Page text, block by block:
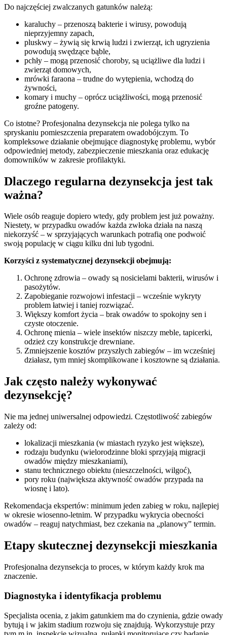
Do najczęściej zwalczanych gatunków należą:
karaluchy – przenoszą bakterie i wirusy, powodują
nieprzyjemny zapach,
pluskwy – żywią się krwią ludzi i zwierząt, ich ugryzienia
powodują swędzące bąble,
pchły – mogą przenosić choroby, są uciążliwe dla ludzi i
zwierząt domowych,
mrówki faraona – trudne do wytępienia, wchodzą do
żywności,
komary i muchy – oprócz uciążliwości, mogą przenosić
groźne patogeny.
Co istotne? Profesjonalna dezynsekcja nie polega tylko na
spryskaniu pomieszczenia preparatem owadobójczym. To
kompleksowe działanie obejmujące diagnostykę problemu, wybór
odpowiedniej metody, zabezpieczenie mieszkania oraz edukację
domowników w zakresie profilaktyki.
Dlaczego regularna dezynsekcja jest tak
ważna?
Wiele osób reaguje dopiero wtedy, gdy problem jest już poważny.
Niestety, w przypadku owadów każda zwłoka działa na naszą
niekorzyść – w sprzyjających warunkach potrafią one podwoić
swoją populację w ciągu kilku dni lub tygodni.
Korzyści z systematycznej dezynsekcji obejmują:
Ochronę zdrowia – owady są nosicielami bakterii, wirusów i
pasożytów.
Zapobieganie rozwojowi infestacji – wcześnie wykryty
problem łatwiej i taniej rozwiązać.
Większy komfort życia – brak owadów to spokojny sen i
czyste otoczenie.
Ochronę mienia – wiele insektów niszczy meble, tapicerki,
odzież czy konstrukcje drewniane.
Zmniejszenie kosztów przyszłych zabiegów – im wcześniej
działasz, tym mniej skomplikowane i kosztowne są działania.
Jak często należy wykonywać
dezynsekcję?
Nie ma jednej uniwersalnej odpowiedzi. Częstotliwość zabiegów
zależy od:
lokalizacji mieszkania (w miastach ryzyko jest większe),
rodzaju budynku (wielorodzinne bloki sprzyjają migracji
owadów między mieszkaniami),
stanu technicznego obiektu (nieszczelności, wilgoć),
pory roku (największa aktywność owadów przypada na
wiosnę i lato).
Rekomendacja ekspertów: minimum jeden zabieg w roku, najlepiej
w okresie wiosenno-letnim. W przypadku wykrycia obecności
owadów – reaguj natychmiast, bez czekania na „planowy” termin.
Etapy skutecznej dezynsekcji mieszkania
Profesjonalna dezynsekcja to proces, w którym każdy krok ma
znaczenie.
Diagnostyka i identyfikacja problemu
Specjalista ocenia, z jakim gatunkiem ma do czynienia, gdzie owady
bytują i w jakim stadium rozwoju się znajdują. Wykorzystuje przy